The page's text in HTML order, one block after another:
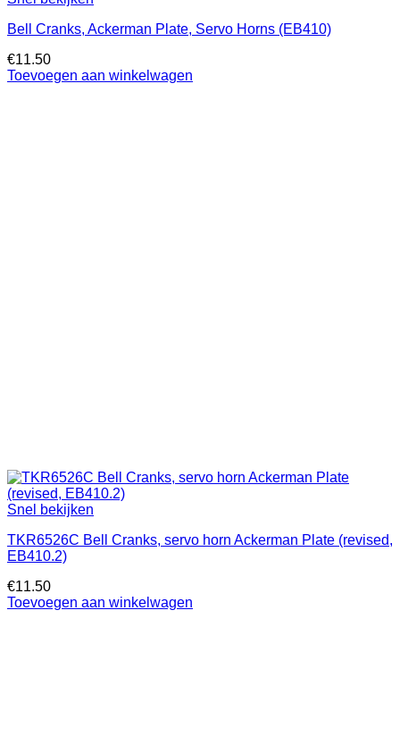
Bell Cranks, Ackerman Plate, Servo Horns (EB410)
€11.50
Toevoegen aan winkelwagen
Snel bekijken
TKR6526C Bell Cranks, servo horn Ackerman Plate (revised,
EB410.2)
€11.50
Toevoegen aan winkelwagen